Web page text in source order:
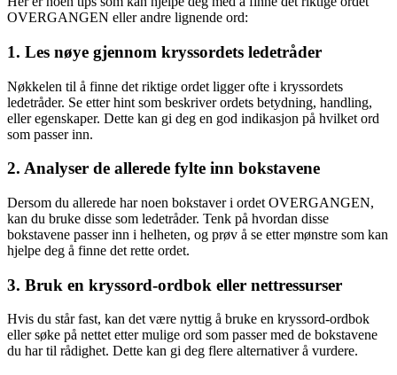
OVERGANGEN eller andre lignende ord:
1. Les nøye gjennom kryssordets ledetråder
Nøkkelen til å finne det riktige ordet ligger ofte i kryssordets
ledetråder. Se etter hint som beskriver ordets betydning, handling,
eller egenskaper. Dette kan gi deg en god indikasjon på hvilket ord
som passer inn.
2. Analyser de allerede fylte inn bokstavene
Dersom du allerede har noen bokstaver i ordet OVERGANGEN,
kan du bruke disse som ledetråder. Tenk på hvordan disse
bokstavene passer inn i helheten, og prøv å se etter mønstre som kan
hjelpe deg å finne det rette ordet.
3. Bruk en kryssord-ordbok eller nettressurser
Hvis du står fast, kan det være nyttig å bruke en kryssord-ordbok
eller søke på nettet etter mulige ord som passer med de bokstavene
du har til rådighet. Dette kan gi deg flere alternativer å vurdere.